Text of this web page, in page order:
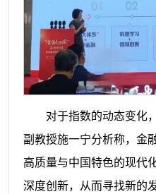
对于指数的动态变化
副教授施一宁分析称，金
高质量与中国特色的现代
深度创新，从而寻找新的